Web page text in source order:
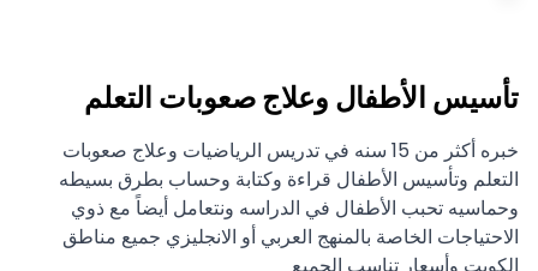
تأسيس الأطفال وعلاج صعوبات التعلم
خبره أكثر من 15 سنه في تدريس الرياضيات وعلاج صعوبات
التعلم وتأسيس الأطفال قراءة وكتابة وحساب بطرق بسيطه
وحماسيه تحبب الأطفال في الدراسه ونتعامل أيضاً مع ذوي
الاحتياجات الخاصة بالمنهج العربي أو الانجليزي جميع مناطق